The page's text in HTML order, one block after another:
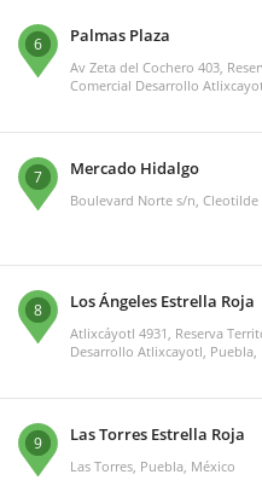
6 Palmas Plaza
Av Zeta del Cochero 403,
Comercial Desarrollo
7 Mercado Hidalgo
Boulevard Norte s/n, Cleotilde
8 Los Ángeles Estrella Roja
Atlixcáyotl 4931, Reserva
Desarrollo Atlixcayotl, Puebla,
9 Las Torres Estrella Roja
Las Torres, Puebla, México